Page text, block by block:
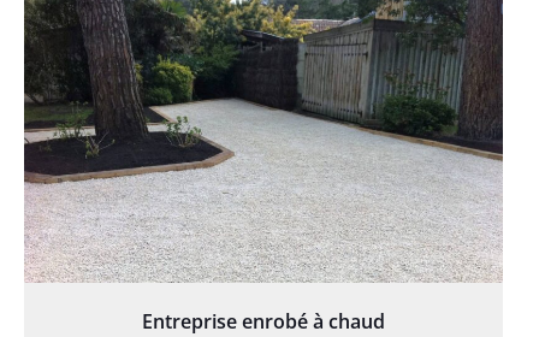
Entreprise enrobé à chaud